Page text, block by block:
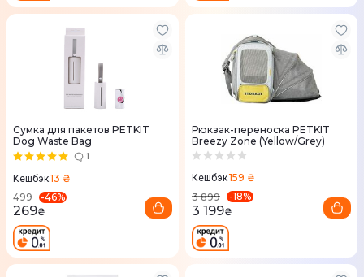
Сумка для пакетов PETKIT
Dog Waste Bag
1
Кешбэк13 ₴
499
-46%
269₴
Рюкзак-переноска PETKIT
Breezy Zone (Yellow/Grey)
Кешбэк159 ₴
3 899
-18%
3 199₴